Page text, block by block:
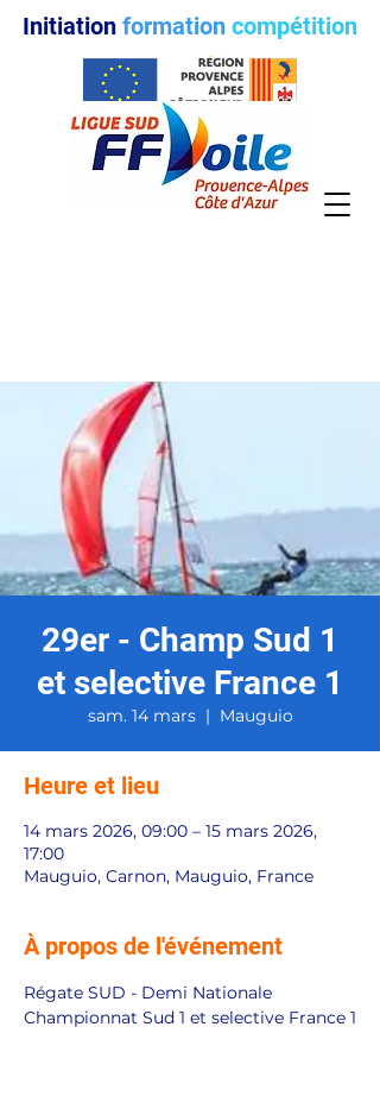
Initiation formation compétition
29er - Champ Sud 1
et selective France 1
sam. 14 mars
  |
Mauguio
Heure et lieu
14 mars 2026, 09:00 – 15 mars 2026,
17:00
Mauguio, Carnon, Mauguio, France
À propos de l'événement
Régate SUD - Demi Nationale
Championnat Sud 1 et selective France 1